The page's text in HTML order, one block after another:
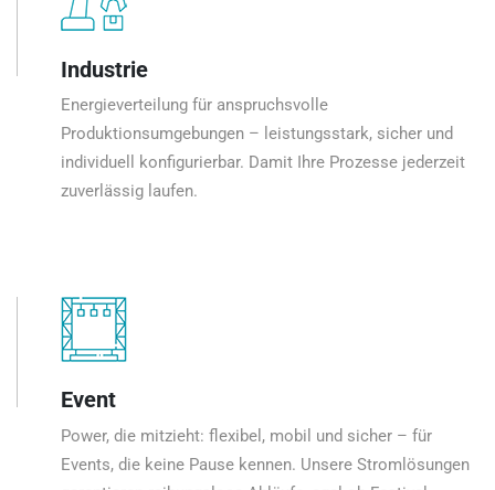
Industrie
Energieverteilung für anspruchsvolle
Produktionsumgebungen – leistungsstark, sicher und
individuell konfigurierbar. Damit Ihre Prozesse jederzeit
zuverlässig laufen.
Event
Power, die mitzieht: flexibel, mobil und sicher – für
Events, die keine Pause kennen. Unsere Stromlösungen